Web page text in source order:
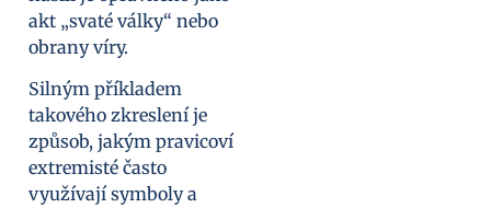
akt „svaté války“ nebo
obrany víry.
Silným příkladem
takového zkreslení je
způsob, jakým pravicoví
extremisté často
využívají symboly a